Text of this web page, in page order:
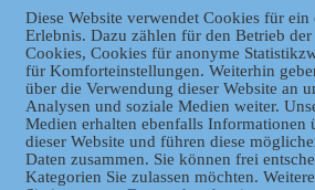
GVBl | Einbanddecke
Datenschutz
Diese Website verwendet Cookies für ein
Erlebnis. Dazu zählen für den Betrieb
Cookies, Cookies für anonyme
für Komforteinstellungen. Weiterhin
über die Verwendung dieser Website an
Analysen und soziale Medien weiter.
Medien erhalten ebenfalls Informationen
dieser Website und führen diese
Daten zusammen. Sie können frei
Kategorien Sie zulassen möchten.